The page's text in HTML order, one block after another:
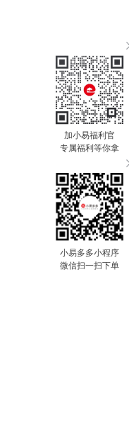
加小易福利官
专属福利等你拿
小易多多小程序
微信扫一扫下单